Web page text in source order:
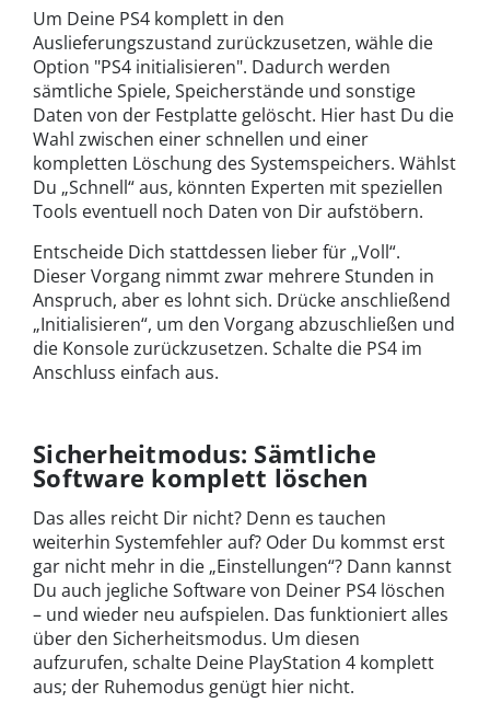
Um Deine PS4 komplett in den
Auslieferungszustand zurückzusetzen, wähle die
Option "PS4 initialisieren". Dadurch werden
sämtliche Spiele, Speicherstände und sonstige
Daten von der Festplatte gelöscht. Hier hast Du die
Wahl zwischen einer schnellen und einer
kompletten Löschung des Systemspeichers. Wählst
Du „Schnell“ aus, könnten Experten mit speziellen
Tools eventuell noch Daten von Dir aufstöbern.
Entscheide Dich stattdessen lieber für „Voll“.
Dieser Vorgang nimmt zwar mehrere Stunden in
Anspruch, aber es lohnt sich. Drücke anschließend
„Initialisieren“, um den Vorgang abzuschließen und
die Konsole zurückzusetzen. Schalte die PS4 im
Anschluss einfach aus.
Sicherheitmodus: Sämtliche
Software komplett löschen
Das alles reicht Dir nicht? Denn es tauchen
weiterhin Systemfehler auf? Oder Du kommst erst
gar nicht mehr in die „Einstellungen“? Dann kannst
Du auch jegliche Software von Deiner PS4 löschen
– und wieder neu aufspielen. Das funktioniert alles
über den Sicherheitsmodus. Um diesen
aufzurufen, schalte Deine PlayStation 4 komplett
aus; der Ruhemodus genügt hier nicht.